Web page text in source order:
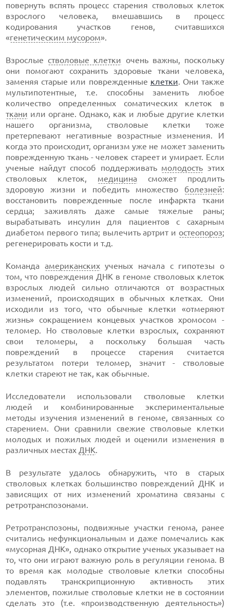
повернуть вспять процесс старения стволовых клеток
взрослого человека, вмешавшись в процесс
кодирования участков генов, считавшихся
«генетическим мусором».
Взрослые стволовые клетки очень важны, поскольку
они помогают сохранить здоровые ткани человека,
заменяя старые или поврежденные клетки. Они также
мультипотентные, т.е. способны заменить любое
количество определенных соматических клеток в
ткани или органе. Однако, как и любые другие клетки
нашего организма, стволовые клетки тоже
претерпевают негативные возрастные изменения. И
когда это происходит, организм уже не может заменить
поврежденную ткань - человек стареет и умирает. Если
ученые найдут способ поддерживать молодость этих
стволовых клеток, медицина сможет продлить
здоровую жизни и победить множество болезней:
восстановить поврежденные после инфаркта ткани
сердца; заживлять даже самые тяжелые раны;
вырабатывать инсулин для пациентов с сахарным
диабетом первого типа; вылечить артрит и остеопороз;
регенерировать кости и т.д.
Команда американскихученых начала с гипотезы о
том, что повреждения ДНК в геноме стволовых клеток
взрослых людей сильно отличаются от возрастных
изменений, происходящих в обычных клетках. Они
исходили из того, что обычные клетки «отмеряют
жизнь» сокращением концевых участков хромосом -
теломер. Но стволовые клетки взрослых, сохраняют
свои теломеры, а поскольку большая часть
повреждений в процессе старения считается
результатом потери теломер, значит - стволовые
клетки стареют не так, как обычные.
Исследователи использовали стволовые клетки
людей и комбинированные экспериментальные
методы изучения изменений в геноме, связанных со
старением. Они сравнили свежие стволовые клетки
молодых и пожилых людей и оценили изменения в
различных местах ДНК.
В результате удалось обнаружить, что в старых
стволовых клетках большинство повреждений ДНК и
зависящих от них изменений хроматина связаны с
ретротранспозонами.
Ретротранспозоны, подвижные участки генома, ранее
считались нефункциональным и даже помечались как
«мусорная ДНК», однако открытие ученых указывает на
то, что они играют важную роль в регуляции генома. В
то время как молодые стволовые клетки способны
подавлять транскрипционную активность этих
элементов, пожилые стволовые клетки не в состоянии
сделать это (т.е. «производственную деятельность»)